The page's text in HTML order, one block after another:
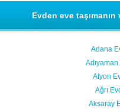
Evden eve
Adana
Adıyaman
Afyon
Ağrı
Aksaray